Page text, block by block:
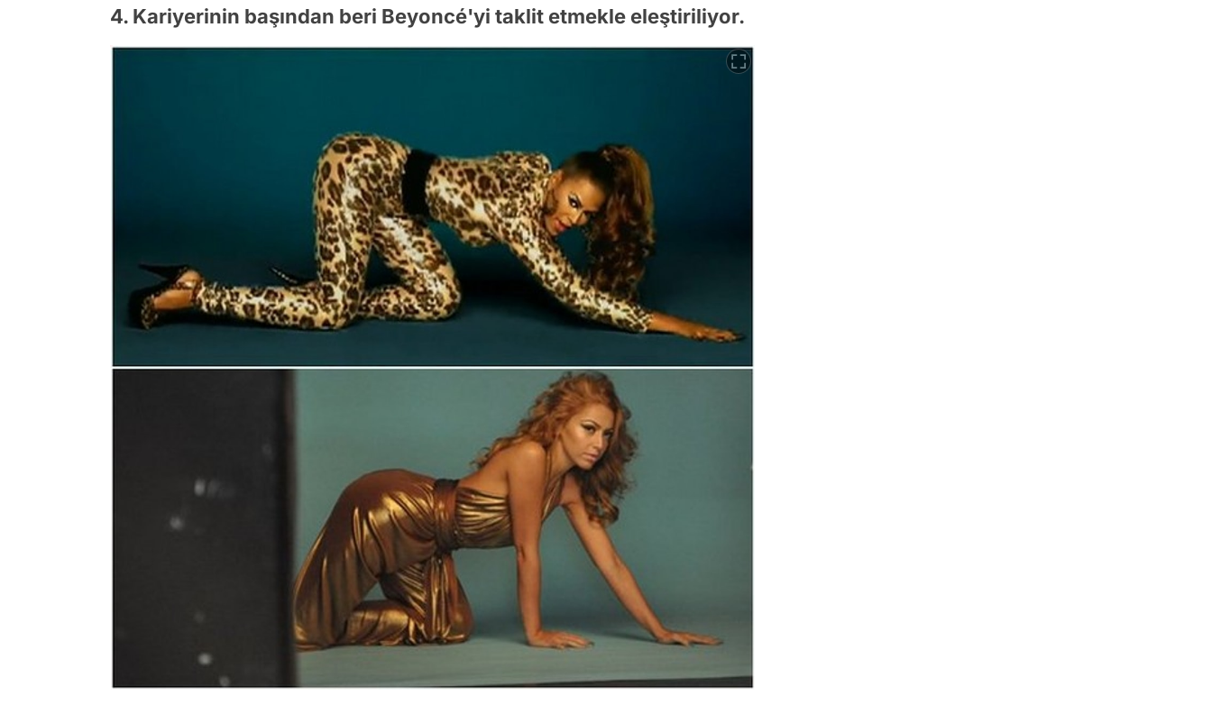
4. Kariyerinin başından beri Beyoncé'yi taklit etmekle eleştiriliyor.